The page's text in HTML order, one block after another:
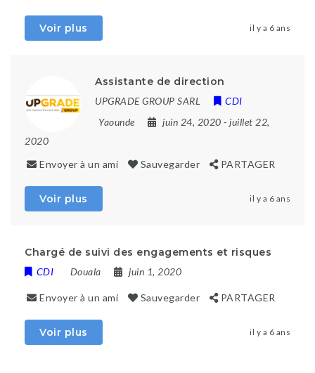
Voir plus il y a 6 ans
Assistante de direction
UPGRADE GROUP SARL
CDI
Yaounde
juin 24, 2020 - juillet 22,
2020
Envoyer à un ami
Sauvegarder PARTAGER
Voir plus il y a 6 ans
Chargé de suivi des engagements et risques
CDI Douala juin 1, 2020
Envoyer à un ami Sauvegarder PARTAGER
Voir plus il y a 6 ans